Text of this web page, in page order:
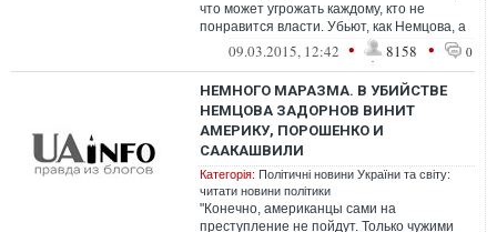
что может угрожать каждому, кто не
понравится власти. Убьют, как Немцова, а
потом решат на кого свалить: ...
09.03.2015, 12:42 • 8158 • 0
НЕМНОГО МАРАЗМА. В УБИЙСТВЕ
НЕМЦОВА ЗАДОРНОВ ВИНИТ
АМЕРИКУ, ПОРОШЕНКО И
СААКАШВИЛИ
Категорія: Політичні новини України та світу:
читати новини політики
"Конечно, американцы сами на
преступление не пойдут. Только чужими